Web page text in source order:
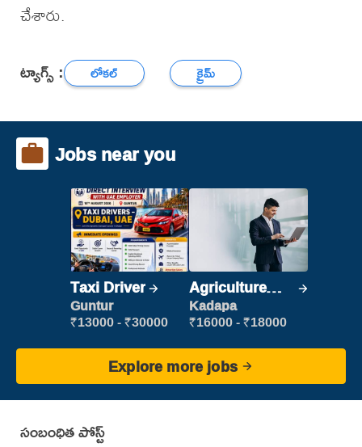
చేశారు.
ట్యాగ్స్ : లోకల్ క్రైమ్
Jobs near you
Taxi Driver
Guntur
₹13000 - ₹30000
Agriculture
Labour
Kadapa
₹16000 - ₹18000
Explore more jobs
సంబంధిత పోస్ట్